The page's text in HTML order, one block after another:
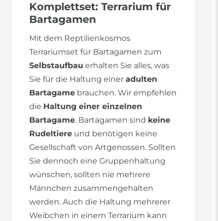
Komplettset: Terrarium für
Bartagamen
Mit dem Reptilienkosmos
Terrariumset für Bartagamen zum
Selbstaufbau erhalten Sie alles, was
Sie für die Haltung einer adulten
Bartagame brauchen. Wir empfehlen
die Haltung einer einzelnen
Bartagame. Bartagamen sind keine
Rudeltiere und benötigen keine
Gesellschaft von Artgenossen. Sollten
Sie dennoch eine Gruppenhaltung
wünschen, sollten nie mehrere
Männchen zusammengehalten
werden. Auch die Haltung mehrerer
Weibchen in einem Terrarium kann